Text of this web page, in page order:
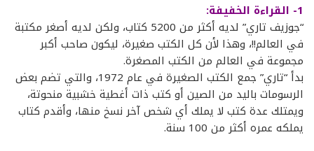
1- القراءة الخفيفة:
“جوزيف تاري” لديه أكثر من 5200 كتاب، ولكن لديه أصغر مكتبة
في العالم!!، وهذا لأن كل الكتب صغيرة، ليكون صاحب أكبر
مجموعة في العالم من الكتب المصغرة.
بدأ “تاري” جمع الكتب الصغيرة في عام 1972، والتي تضم بعض
الرسومات باليد من الصين أو كتب ذات أغطية خشبية منحوتة،
ويمتلك عدة كتب لا يملك أي شخص آخر نسخ منها، وأقدم كتاب
يملكه عمره أكثر من 100 سنة.